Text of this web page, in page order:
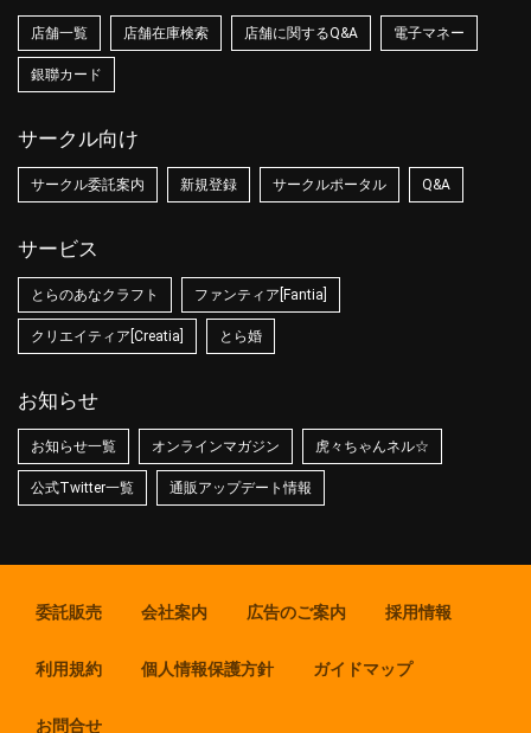
店舗一覧 店舗在庫検索 店舗に関するQ&A 電子マネー
銀聯カード
サークル向け
サークル委託案内 新規登録 サークルポータル Q&A
サービス
とらのあなクラフト ファンティア[Fantia]
クリエイティア[Creatia] とら婚
お知らせ
お知らせ一覧 オンラインマガジン 虎々ちゃんネル☆
公式Twitter一覧 通販アップデート情報
委託販売 会社案内 広告のご案内 採用情報
利用規約 個人情報保護方針 ガイドマップ
お問合せ